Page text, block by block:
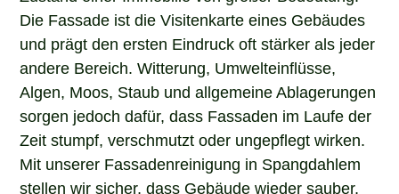
Die Fassade ist die Visitenkarte eines Gebäudes
und prägt den ersten Eindruck oft stärker als jeder
andere Bereich. Witterung, Umwelteinflüsse,
Algen, Moos, Staub und allgemeine Ablagerungen
sorgen jedoch dafür, dass Fassaden im Laufe der
Zeit stumpf, verschmutzt oder ungepflegt wirken.
Mit unserer Fassadenreinigung in Spangdahlem
stellen wir sicher, dass Gebäude wieder sauber,